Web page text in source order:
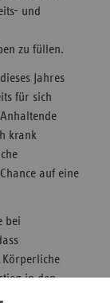
und
zu füllen.
Jahres
für sich
krank
auf eine
bei
Körperliche
in den